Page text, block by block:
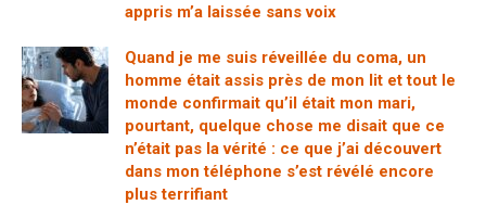
appris m’a laissée sans voix
Quand je me suis réveillée du coma, un
homme était assis près de mon lit et tout le
monde confirmait qu’il était mon mari,
pourtant, quelque chose me disait que ce
n’était pas la vérité : ce que j’ai découvert
dans mon téléphone s’est révélé encore
plus terrifiant